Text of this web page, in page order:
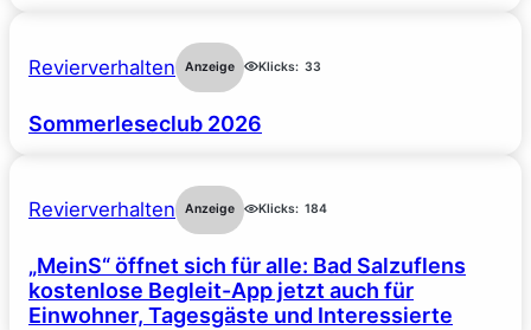
Revierverhalten Anzeige Klicks: 33
Sommerleseclub 2026
Revierverhalten Anzeige Klicks: 184
„MeinS“ öffnet sich für alle: Bad Salzuflens
kostenlose Begleit-App jetzt auch für
Einwohner, Tagesgäste und Interessierte